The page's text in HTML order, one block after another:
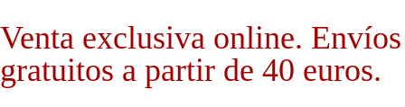
Venta exclusiva online. Envíos
gratuitos a partir de 40 euros.